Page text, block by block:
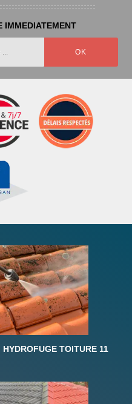
IMMEDIATEMENT
HYDROFUGE TOITURE 11